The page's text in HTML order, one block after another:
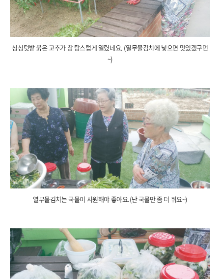
싱싱텃밭 붉은 고추가 참 탐스럽게 열렸네요. (열무물김치에 넣으면 맛있겠구먼
~)
열무물김치는 국물이 시원해야 좋아요.(난 국물만 좀 더 줘요~)